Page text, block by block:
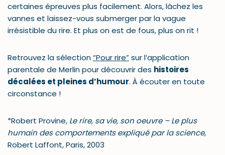
certaines épreuves plus facilement. Alors, lâchez les
vannes et laissez-vous submerger par la vague
irrésistible du rire. Et plus on est de fous, plus on rit !
Retrouvez la sélection“Pour rire”sur l’application
parentale de Merlin pour découvrir des histoires
décalées et pleines d’humour. À écouter en toute
circonstance !
*Robert Provine, Le rire, sa vie, son oeuvre – Le plus
humain des comportements expliqué par la science,
Robert Laffont, Paris, 2003